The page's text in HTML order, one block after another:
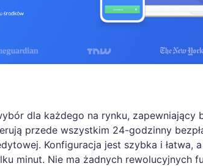
dla każdego na rynku, zapewniający
przede wszystkim 24-godzinny
Konfiguracja jest szybka i łatwa,
minut. Nie ma żadnych rewolucyjnych